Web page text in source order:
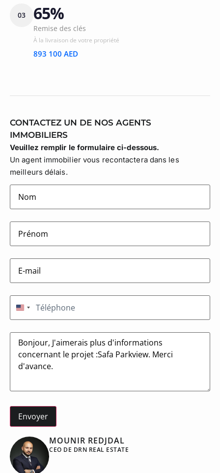
03 65%
Remise des clés
À la livraison de votre propriété
893 100 AED
CONTACTEZ UN DE NOS AGENTS
IMMOBILIERS
MOUNIR REDJDAL
CEO DE DRN REAL ESTATE
Veuillez remplir le formulaire ci-dessous.
Un agent immobilier vous recontactera dans les
meilleurs délais.
lastname(Nécessaire)
firstname(Nécessaire)
E-
mail(Nécessaire)
Téléphone(Nécessaire)
États-Unis +1
Message